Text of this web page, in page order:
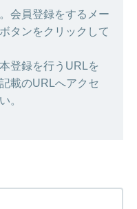
会員登録をするメー
タンをクリックして
登録を行うURLを
載のURLへアクセ
。